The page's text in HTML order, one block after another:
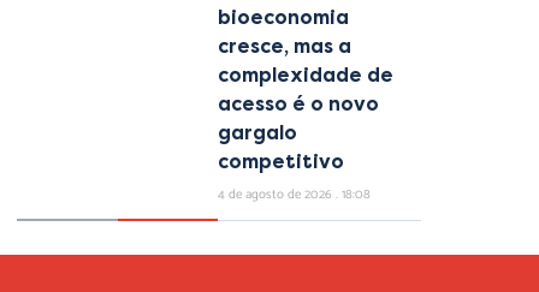
bioeconomia
cresce, mas a
complexidade de
acesso é o novo
gargalo
competitivo
4 de agosto de 2026 18:08